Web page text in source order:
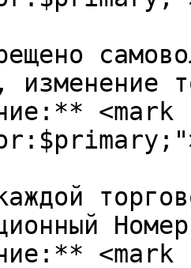
изменение
<mark
<mark